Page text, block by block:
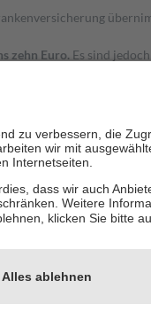
zehn Euro. Es sind
keine Zuzahlungen an